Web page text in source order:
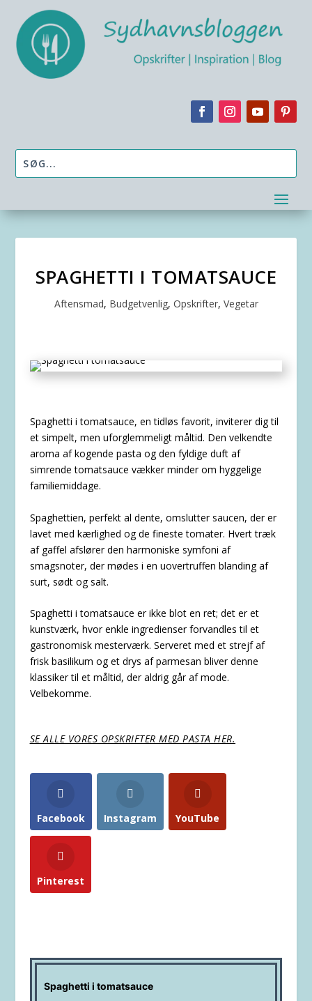
SPAGHETTI I TOMATSAUCE
Aftensmad, Budgetvenlig, Opskrifter, Vegetar
Spaghetti i tomatsauce, en tidløs favorit, inviterer dig til
et simpelt, men uforglemmeligt måltid. Den velkendte
aroma af kogende pasta og den fyldige duft af
simrende tomatsauce vækker minder om hyggelige
familiemiddage.
Spaghettien, perfekt al dente, omslutter saucen, der er
lavet med kærlighed og de fineste tomater. Hvert træk
af gaffel afslører den harmoniske symfoni af
smagsnoter, der mødes i en uovertruffen blanding af
surt, sødt og salt.
Spaghetti i tomatsauce er ikke blot en ret; det er et
kunstværk, hvor enkle ingredienser forvandles til et
gastronomisk mesterværk. Serveret med et strejf af
frisk basilikum og et drys af parmesan bliver denne
klassiker til et måltid, der aldrig går af mode.
Velbekomme.
SE ALLE VORES OPSKRIFTER MED PASTA HER.
Facebook Instagram YouTube
Pinterest
Spaghetti i tomatsauce